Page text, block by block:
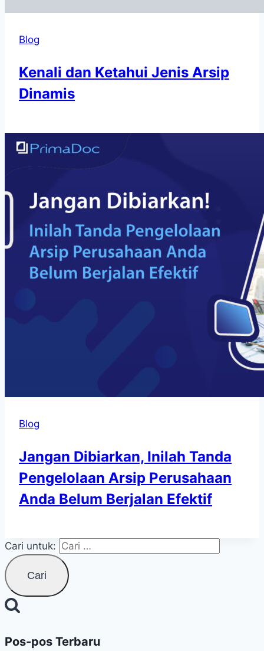
Blog
Kenali dan Ketahui Jenis Arsip
Dinamis
Blog
Jangan Dibiarkan, Inilah Tanda
Pengelolaan Arsip Perusahaan
Anda Belum Berjalan Efektif
Cari untuk:
Pos-pos Terbaru